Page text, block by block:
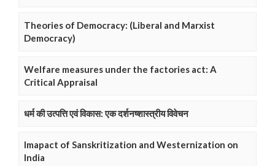
Theories of Democracy: (Liberal and Marxist
Democracy)
Welfare measures under the factories act: A
Critical Appraisal
धर्म की उत्पत्ति एवं विकास: एक दर्शनष्शास्त्रीय विवेचन
Imapact of Sanskritization and Westernization on
India